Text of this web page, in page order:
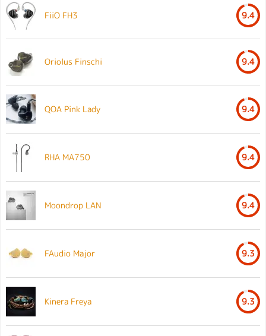
FiiO FH3 9.4
Oriolus Finschi 9.4
QOA Pink Lady 9.4
RHA MA750 9.4
Moondrop LAN 9.4
FAudio Major 9.3
Kinera Freya 9.3